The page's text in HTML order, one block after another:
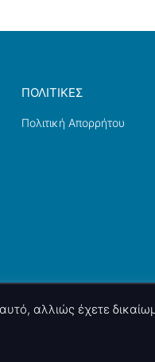
ΠΟΛΙΤΙΚΕΣ
Πολιτική Απορρήτου
αλλιώς έχετε